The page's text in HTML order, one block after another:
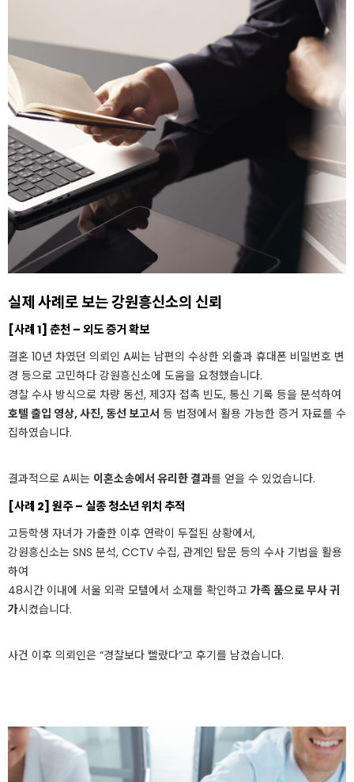
실제 사례로 보는 강원흥신소의 신뢰
[사례 1] 춘천 – 외도 증거 확보
결혼 10년 차였던 의뢰인 A씨는 남편의 수상한 외출과 휴대폰 비밀번호 변
경 등으로 고민하다 강원흥신소에 도움을 요청했습니다.
경찰 수사 방식으로 차량 동선, 제3자 접촉 빈도, 통신 기록 등을 분석하여
호텔 출입 영상, 사진, 동선 보고서 등 법정에서 활용 가능한 증거 자료를 수
집하였습니다.
결과적으로 A씨는 이혼소송에서 유리한 결과를 얻을 수 있었습니다.
[사례 2] 원주 – 실종 청소년 위치 추적
고등학생 자녀가 가출한 이후 연락이 두절된 상황에서,
강원흥신소는 SNS 분석, CCTV 수집, 관계인 탐문 등의 수사 기법을 활용
하여
48시간 이내에 서울 외곽 모텔에서 소재를 확인하고 가족 품으로 무사 귀
가시켰습니다.
사건 이후 의뢰인은 “경찰보다 빨랐다”고 후기를 남겼습니다.